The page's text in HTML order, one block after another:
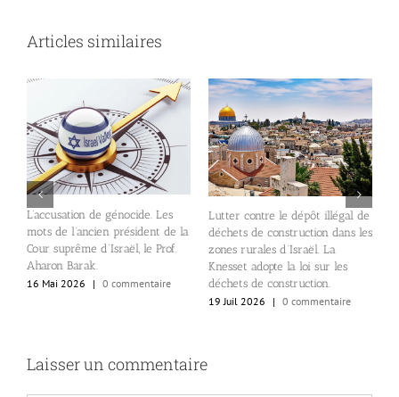
Articles similaires
L’accusation de génocide. Les
mots de l’ancien président de la
Cour suprême d’Israël, le Prof.
Aharon Barak.
16 Mai 2026
| 0 commentaire
Lutter contre le dépôt illégal de
déchets de construction dans les
zones rurales d’Israël. La
Knesset adopte la loi sur les
déchets de construction.
19 Juil 2026
| 0 commentaire
Laisser un commentaire